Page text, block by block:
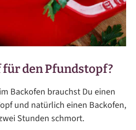
für den Pfundstopf?
Backofen brauchst Du einen
und natürlich einen Backofen,
Stunden schmort.